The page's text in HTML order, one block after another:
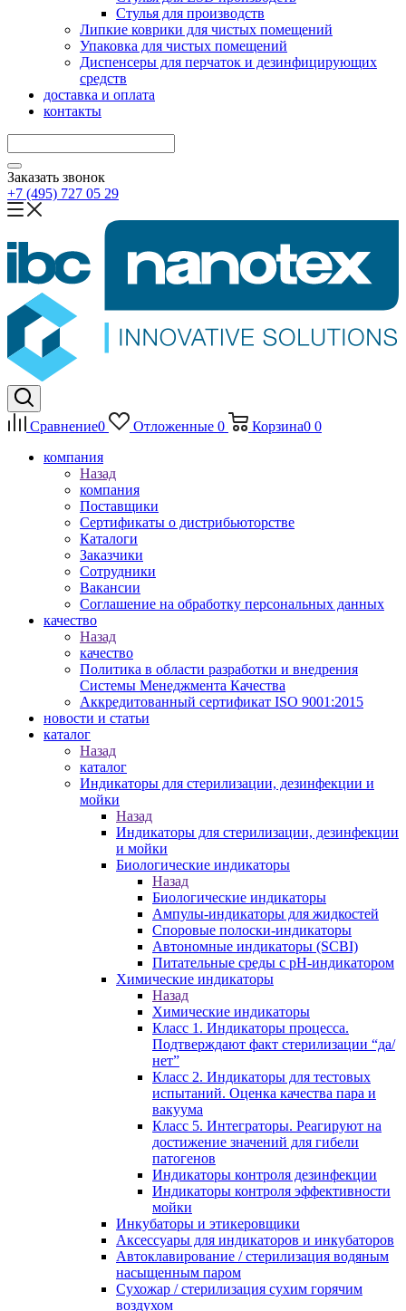
Стулья для производств
Липкие коврики для чистых помещений
Упаковка для чистых помещений
Диспенсеры для перчаток и дезинфицирующих
средств
доставка и оплата
контакты
Заказать звонок
+7 (495) 727 05 29
Сравнение0 Отложенные 0 Корзина0 0
компания
Назад
компания
Поставщики
Сертификаты о дистрибьюторстве
Каталоги
Заказчики
Сотрудники
Вакансии
Соглашение на обработку персональных данных
качество
Назад
качество
Политика в области разработки и внедрения
Системы Менеджмента Качества
Аккредитованный сертификат ISO 9001:2015
новости и статьи
каталог
Назад
каталог
Индикаторы для стерилизации, дезинфекции и
мойки
Назад
Индикаторы для стерилизации, дезинфекции
и мойки
Биологические индикаторы
Назад
Биологические индикаторы
Ампулы-индикаторы для жидкостей
Споровые полоски-индикаторы
Автономные индикаторы (SCBI)
Питательные среды с рН-индикатором
Химические индикаторы
Назад
Химические индикаторы
Класс 1. Индикаторы процесса.
Подтверждают факт стерилизации “да/
нет”
Класс 2. Индикаторы для тестовых
испытаний. Оценка качества пара и
вакуума
Класс 5. Интеграторы. Реагируют на
достижение значений для гибели
патогенов
Индикаторы контроля дезинфекции
Индикаторы контроля эффективности
мойки
Инкубаторы и этикеровщики
Аксессуары для индикаторов и инкубаторов
Автоклавирование / стерилизация водяным
насыщенным паром
Сухожар / стерилизация сухим горячим
воздухом